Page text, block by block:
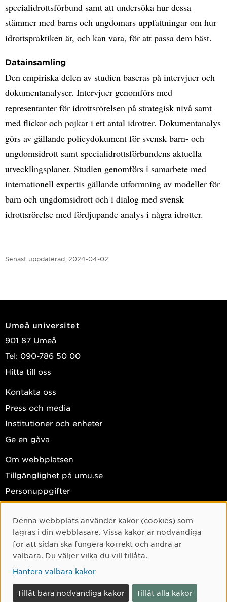
specialidrottsförbund samt att undersöka hur dessa
stämmer med barns och ungdomars uppfattningar om hur
idrottspraktiken är, och kan vara, för att passa dem bäst.
Datainsamling
Den empiriska delen av studien baseras på intervjuer och
dokumentanalyser. Intervjuer genomförs med
representanter för idrottsrörelsen på strategisk nivå samt
med flickor och pojkar i ett antal idrotter. Dokumentanalys
görs av gällande policydokument för svensk barn- och
ungdomsidrott samt specialidrottsförbundens aktuella
utvecklingsplaner. Studien genomförs i samarbete med
internationell expertis gällande utformning av modeller för
barn och ungdomsidrott och i dialog med svensk
idrottsrörelse med fördjupande analys i några idrotter.
Senast uppdaterad: 2024-04-02
Umeå universitet
901 87 Umeå
Tel: 090-786 50 00
Hitta till oss
Kontakta oss
Press och media
Institutioner och enheter
Ge en gåva
Om webbplatsen
Tillgänglighet på umu.se
Personuppgifter
Facebook
Instagram
TikTok
Youtube
LinkedIn
Cookie-samtycke
Denna webbplats använder kakor (cookies) som
lagras i din webbläsare. Vissa kakor är nödvändiga
för att sidan ska fungera korrekt och andra är
valbara. Du väljer vilka du vill tillåta.
Hantera valbara kakor
Tillåt bara nödvändiga kakor Tillåt alla kakor